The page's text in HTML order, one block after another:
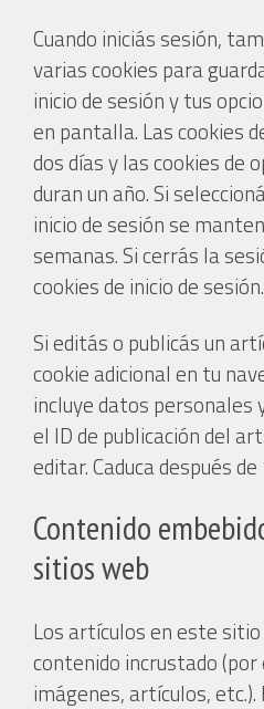
Cuando iniciás sesión,
varias cookies para
inicio de sesión y tus
en pantalla. Las cookies
dos días y las cookies de
duran un año. Si
inicio de sesión se
semanas. Si cerrás la
cookies de inicio de sesión.
Si editás o publicás un
cookie adicional en tu
incluye datos personales
el ID de publicación del
editar. Caduca después de
Contenido
sitios web
Los artículos en este
contenido incrustado (por
imágenes, artículos,